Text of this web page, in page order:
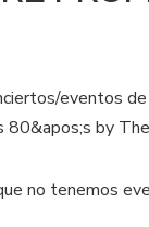
eventos
80&apos;s by
no tenemos